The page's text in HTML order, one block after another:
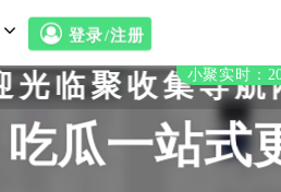
登录/注册
小聚实时：
聚收集导航网
瓜一站式